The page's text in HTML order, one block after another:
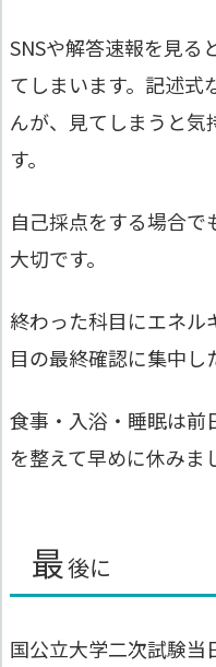
SNSや解答速報を見る
てしまいます。記述式
んが、見てしまうと気
す。
自己採点をする場合
大切です。
終わった科目にエネル
目の最終確認に集中し
食事・入浴・睡眠は前
を整えて早めに休みま
最後に
国公立大学二次試験当